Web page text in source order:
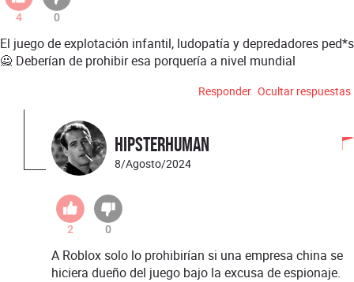
4 0
El juego de explotación infantil, ludopatía y depredadores ped*s
🙅 Deberían de prohibir esa porquería a nivel mundial
Responder Ocultar respuestas
hipsterhuman
8/Agosto/2024
2 0
A Roblox solo lo prohibirían si una empresa china se
hiciera dueño del juego bajo la excusa de espionaje.